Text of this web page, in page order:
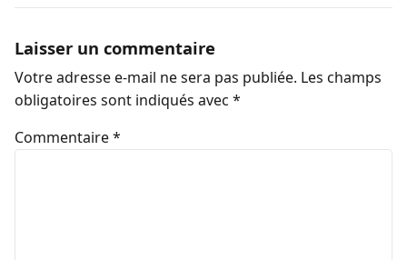
Laisser un commentaire
Votre adresse e-mail ne sera pas publiée. Les champs
obligatoires sont indiqués avec *
Commentaire*